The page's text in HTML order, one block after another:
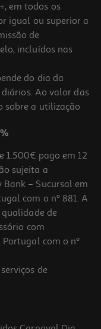
em todos os
igual ou superior a
de
incluídos nas
do dia da
Ao valor das
sobre a utilização
1.500€ pago em 12
sujeita a
– Sucursal em
com o nº 881. A
de
com
com o nº
de